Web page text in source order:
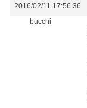
2016/02/11 17:56:36
bucchi